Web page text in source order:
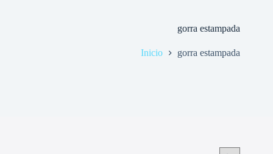
gorra estampada
Inicio gorra estampada